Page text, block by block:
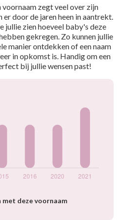
zegt veel over zijn
er door de jaren heen in aantrekt.
jullie zien hoeveel baby's deze
gekregen. Zo kunnen jullie
manier ontdekken of een naam
in opkomst is. Handig om een
bij jullie wensen past!
met deze voornaam